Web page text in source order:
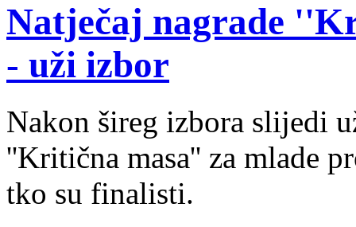
Natječaj nagrade
- uži izbor
Nakon šireg izbora slijedi
''Kritična masa'' za mlade
tko su finalisti.